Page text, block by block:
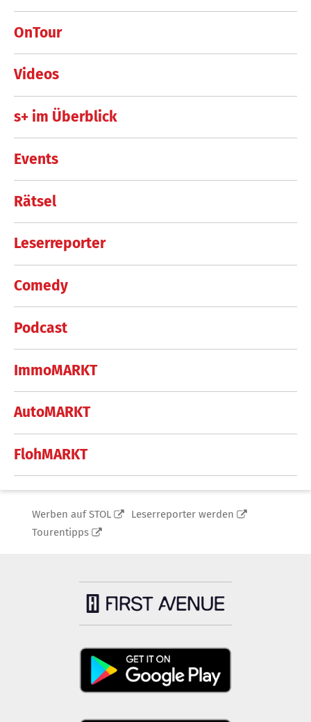
OnTour
Videos
s+ im Überblick
Events
Rätsel
Leserreporter
Comedy
Podcast
ImmoMARKT
AutoMARKT
FlohMARKT
Werben auf STOL
Leserreporter werden
Tourentipps